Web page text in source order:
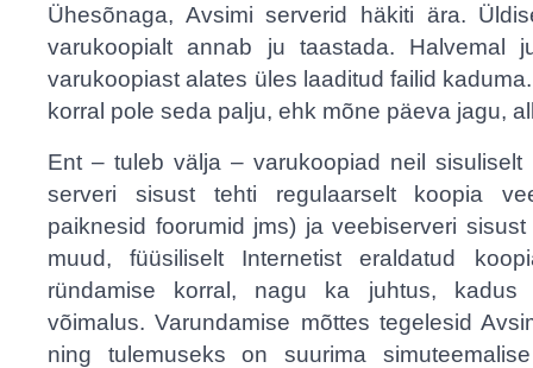
Ühesõnaga, Avsimi serverid häkiti ära.
varukoopialt annab ju taastada. Halvemal
varukoopiast alates üles laaditud failid
korral pole seda palju, ehk mõne päeva jagu,
Ent – tuleb välja – varukoopiad neil sisuliselt
serveri sisust tehti regulaarselt koopia
paiknesid foorumid jms) ja veebiserveri
muud, füüsiliselt Internetist eraldatud
ründamise korral, nagu ka juhtus, kadus
võimalus. Varundamise mõttes tegelesid
ning tulemuseks on suurima